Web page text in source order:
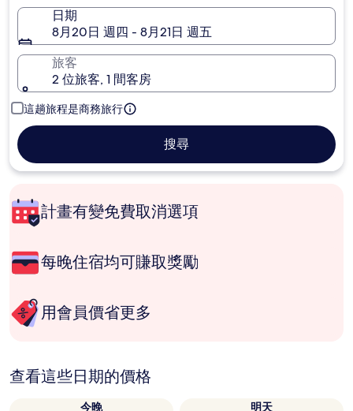
日期
8月20日 週四 - 8月21日 週五
旅客
2 位旅客, 1 間客房
這趟旅程是商務旅行
搜尋
計畫有變免費取消選項
每晚住宿均可賺取獎勵
用會員價省更多
查看這些日期的價格
今晚
明天